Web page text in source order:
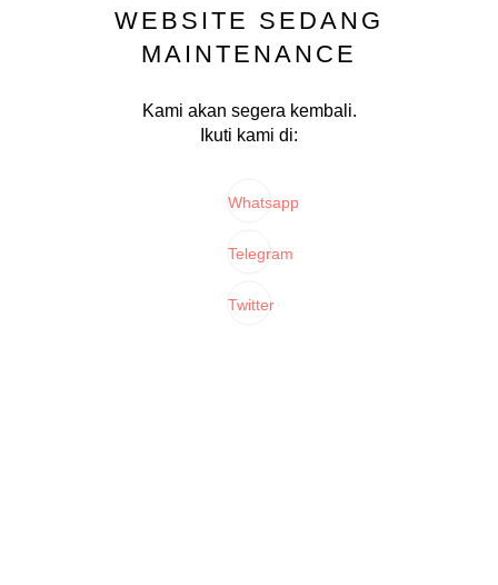
WEBSITE SEDANG
MAINTENANCE
Kami akan segera kembali.
Ikuti kami di:
Whatsapp
Telegram
Twitter